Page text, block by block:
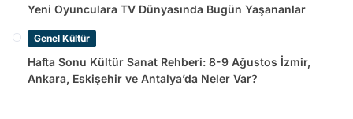
Yeni Oyunculara TV Dünyasında Bugün Yaşananlar
Genel Kültür
Hafta Sonu Kültür Sanat Rehberi: 8-9 Ağustos İzmir,
Ankara, Eskişehir ve Antalya’da Neler Var?